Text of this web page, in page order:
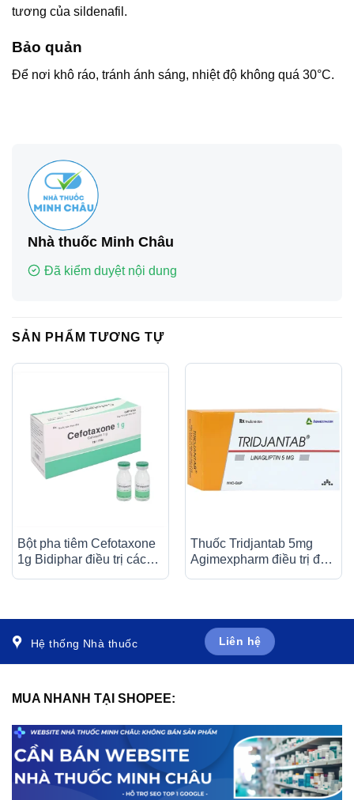
tương của sildenafil.
Bảo quản
Để nơi khô ráo, tránh ánh sáng, nhiệt độ không quá 30°C.
Nhà thuốc Minh Châu
Đã kiểm duyệt nội dung
SẢN PHẨM TƯƠNG TỰ
Bột pha tiêm Cefotaxone
1g Bidiphar điều trị các
Thuốc Tridjantab 5mg
Agimexpharm điều trị đái
Hệ thống Nhà thuốc Liên hệ
MUA NHANH TẠI SHOPEE: